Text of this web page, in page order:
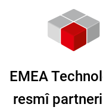
EMEA
resmî partneri